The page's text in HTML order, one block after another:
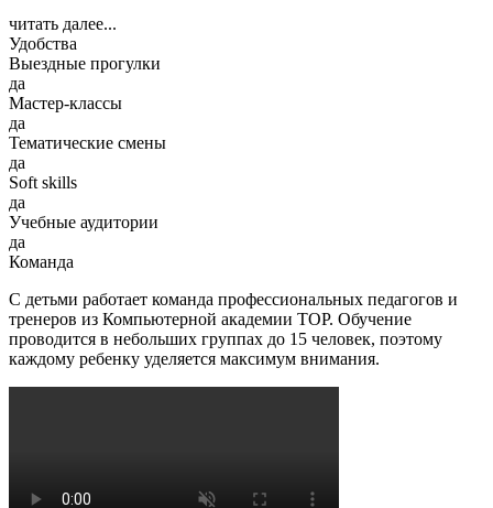
читать далее...
Удобства
Выездные прогулки
да
Мастер-классы
да
Тематические смены
да
Soft skills
да
Учебные аудитории
да
Команда
С детьми работает команда профессиональных педагогов и
тренеров из Компьютерной академии TOP. Обучение
проводится в небольших группах до 15 человек, поэтому
каждому ребенку уделяется максимум внимания.